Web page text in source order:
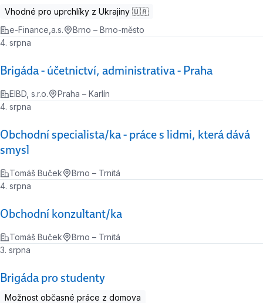
Vhodné pro uprchlíky z Ukrajiny 🇺🇦
e-Finance,a.s.
Brno – Brno-město
Brigáda - účetnictví, administrativa - Praha
4. srpna
EIBD, s.r.o. Praha – Karlín
Obchodní specialista/ka - práce s lidmi, která dává
smysl
4. srpna
Tomáš Buček Brno – Trnitá
Obchodní konzultant/ka
4. srpna
Tomáš Buček Brno – Trnitá
Brigáda pro studenty
3. srpna
Možnost občasné práce z domova